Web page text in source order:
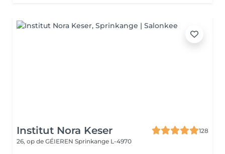
Institut Nora Keser
128
26, op de GÉIEREN Sprinkange L-4970